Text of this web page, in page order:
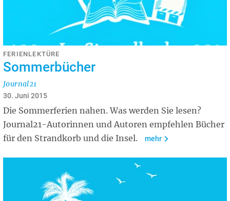
FERIENLEKTÜRE
Sommerbücher
Journal21
30. Juni 2015
Die Sommerferien nahen. Was werden Sie lesen?
Journal21-Autorinnen und Autoren empfehlen Bücher
für den Strandkorb und die Insel.
mehr